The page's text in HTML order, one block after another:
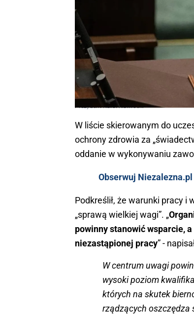
Prezydent Karol Nawrocki
W liście skierowanym do
ochrony zdrowia za
oddanie w wykonywaniu
Obserwuj
Podkreślił, że warunki pracy
„sprawą wielkiej wagi”. „
powinny stanowić wsparcie,
niezastąpionej pracy” -
W centrum uwagi
wysoki poziom
których na skutek
rządzących oszczędza